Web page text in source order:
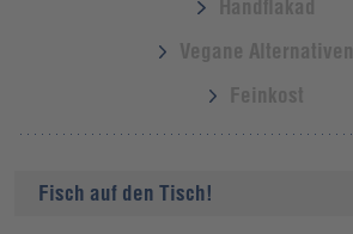
Handflakad
Vegane Alternativen
Feinkost
Fisch auf den Tisch!